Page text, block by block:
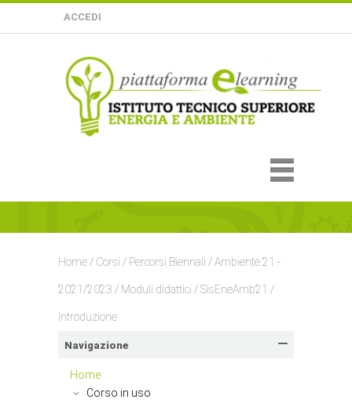
ACCEDI
Home / Corsi / Percorsi Biennali /Ambiente 21 -
2021/2023 / Moduli didattici /SisEneAmb21 /
Introduzione
Navigazione
Home
Corso in uso